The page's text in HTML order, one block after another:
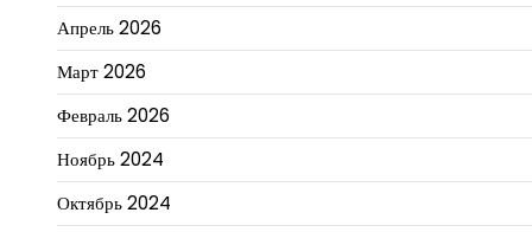
Апрель 2026
Март 2026
Февраль 2026
Ноябрь 2024
Октябрь 2024